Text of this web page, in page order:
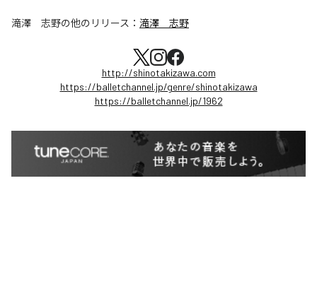
滝澤 志野の他のリリース： 滝澤 志野
http://shinotakizawa.com
https://balletchannel.jp/genre/shinotakizawa
https://balletchannel.jp/1962